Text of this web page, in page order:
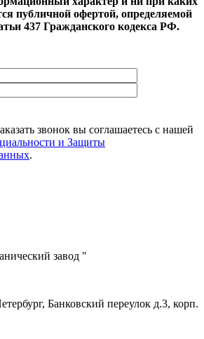
публичной офертой, определяемой
437 Гражданского кодекса РФ.
звонок вы соглашаетесь с нашей
и Защиты
.
завод "
Банковский переулок д.3, корп.